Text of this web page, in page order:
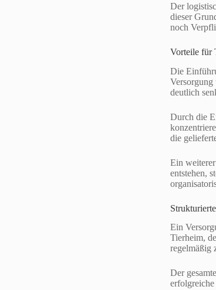
Der
dieser
noch
Vorteile für
Die
Versorgung
deutlich
Durch die
die
Ein
entstehen,
Ein
Tierheim,
regelmäßig
Der